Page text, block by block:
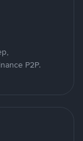
P2P.